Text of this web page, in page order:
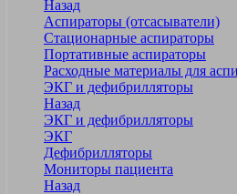
Назад
Аспираторы (отсасыватели)
Стационарные аспираторы
Портативные аспираторы
Расходные материалы для
ЭКГ и дефибрилляторы
Назад
ЭКГ и дефибрилляторы
ЭКГ
Дефибрилляторы
Мониторы пациента
Назад